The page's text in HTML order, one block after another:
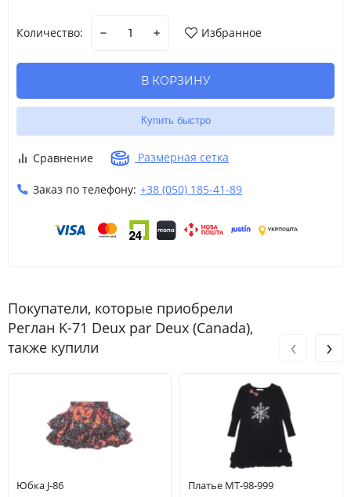
Количество: Избранное
В КОРЗИНУ
Купить быстро
Сравнение Размерная сетка
Заказ по телефону: +38 (050) 185-41-89
Покупатели, которые приобрели
Реглан K-71 Deux par Deux (Canada),
также купили
Юбка J-86 Платье MT-98-999
‹ ›